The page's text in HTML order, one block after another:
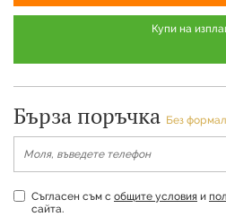
Купи на
Бърза поръчка Без
Съгласен съм с общите условия и
сайта.